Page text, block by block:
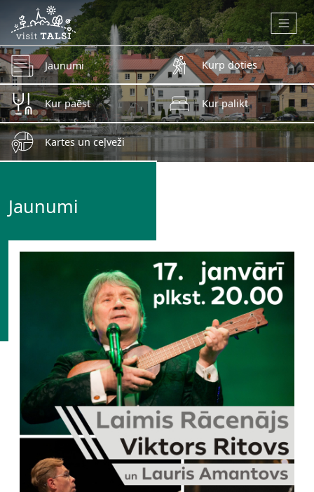
Skip to main content
Jaunumi Kurp doties
Kur paēst Kur palikt
Kartes un ceļveži
Jaunumi